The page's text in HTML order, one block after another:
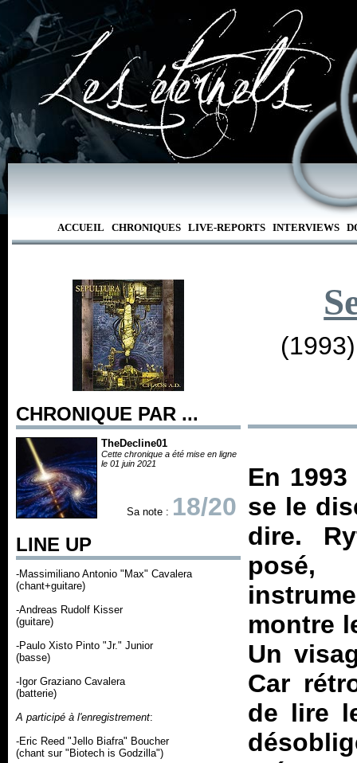
ACCUEIL CHRONIQUES LIVE-REPORTS INTERVIEWS
CHRONIQUE PAR ...
TheDecline01
Cette chronique a été mise en ligne
le 01 juin 2021
Sa note : 18/20
LINE UP
-Massimiliano Antonio "Max" Cavalera
(chant+guitare)
-Andreas Rudolf Kisser
(guitare)
-Paulo Xisto Pinto "Jr." Junior
(basse)
-Igor Graziano Cavalera
(batterie)
A participé à l'enregistrement:
-Eric Reed "Jello Biafra" Boucher
(chant sur "Biotech is Godzilla")
En
se le
dire.
montre
Un
Car
de lire